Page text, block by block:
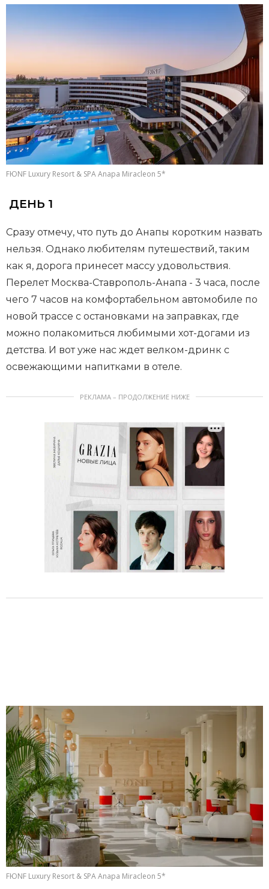
FЮNF Luxury Resort & SPA Anapa Miracleon 5*
ДЕНЬ 1
Сразу отмечу, что путь до Анапы коротким назвать
нельзя. Однако любителям путешествий, таким
как я, дорога принесет массу удовольствия.
Перелет Москва-Ставрополь-Анапа - 3 часа, после
чего 7 часов на комфортабельном автомобиле по
новой трассе с остановками на заправках, где
можно полакомиться любимыми хот-догами из
детства. И вот уже нас ждет велком-дринк с
освежающими напитками в отеле.
РЕКЛАМА – ПРОДОЛЖЕНИЕ НИЖЕ
FЮNF Luxury Resort & SPA Anapa Miracleon 5*